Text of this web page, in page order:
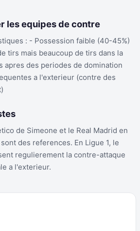
les equipes de contre
: - Possession faible (40-45%)
tirs mais beaucoup de tirs dans la
apres des periodes de domination
a l'exterieur (contre des
de Simeone et le Real Madrid en
des references. En Ligue 1, le
regulierement la contre-attaque
a l'exterieur.